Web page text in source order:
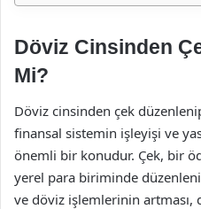
Döviz Cinsinden
Mi?
Döviz cinsinden çek
finansal sistemin işleyişi ve
önemli bir konudur. Çek, bir
yerel para biriminde
ve döviz işlemlerinin artması,